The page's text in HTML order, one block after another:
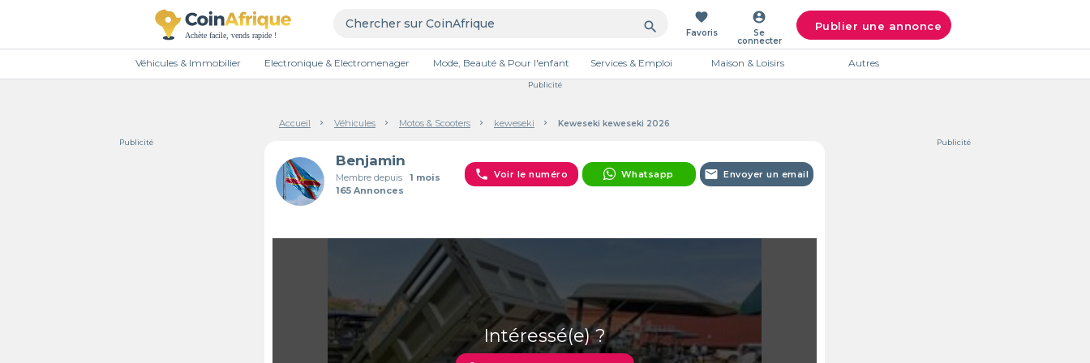
search
favorite
Favoris
account_circle
Se
connecter
Publier une annonce
Véhicules & Immobilier Electronique & Electromenager Mode, Beauté & Pour l'enfant Services & Emploi Maison & Loisirs Autres
Publicité
Accueil Véhicules Motos & Scooters keweseki Keweseki keweseki 2026
Publicité
Benjamin
Membre depuis1 mois
165 Annonces
phone Voir le numéro Whatsapp email Envoyer un email
Intéressé(e) ?
Publicité